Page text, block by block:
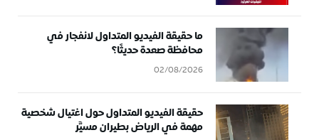
ما حقيقة الفيديو المتداول لانفجار في
محافظة صعدة حديثًا؟
02/08/2026
حقيقة الفيديو المتداول حول اغتيال شخصية
مهمة في الرياض بطيران مسيَّر